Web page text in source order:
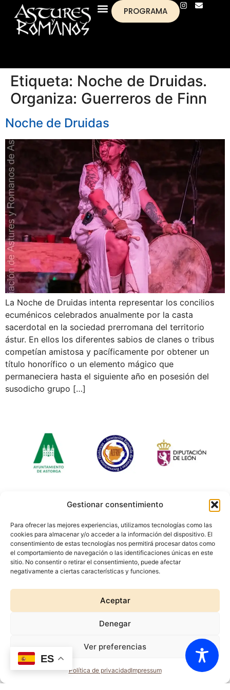
Gestionar consentimiento
Para ofrecer las mejores experiencias, utilizamos tecnologías como las
cookies para almacenar y/o acceder a la información del dispositivo. El
consentimiento de estas tecnologías nos permitirá procesar datos como
el comportamiento de navegación o las identificaciones únicas en este
sitio. No consentir o retirar el consentimiento, puede afectar
negativamente a ciertas características y funciones.
Aceptar
Denegar
Ver preferencias
Política de privacidadImpressum
PROGRAMA
Etiqueta: Noche de Druidas.
Organiza: Guerreros de Finn
Noche de Druidas
La Noche de Druidas intenta representar los concilios
ecuménicos celebrados anualmente por la casta
sacerdotal en la sociedad prerromana del territorio
ástur. En ellos los diferentes sabios de clanes o tribus
competían amistosa y pacíficamente por obtener un
título honorífico o un elemento mágico que
permaneciera hasta el siguiente año en posesión del
susodicho grupo […]
Hazte socio
Servicios turísticos
Cómo llegar
Accesibilidad
Aviso legal
Política de privacidad
Política de cookies
ES